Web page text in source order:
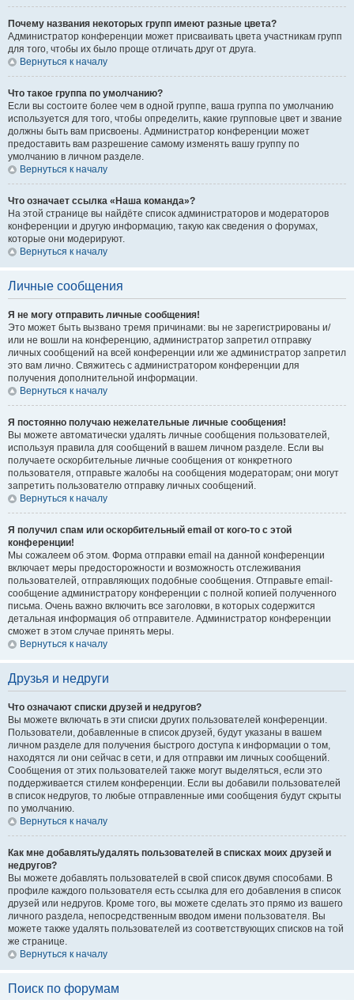
Почему названия некоторых групп имеют разные цвета?
Администратор конференции может присваивать цвета участникам групп
для того, чтобы их было проще отличать друг от друга.
Вернуться к началу
Что такое группа по умолчанию?
Если вы состоите более чем в одной группе, ваша группа по умолчанию
используется для того, чтобы определить, какие групповые цвет и звание
должны быть вам присвоены. Администратор конференции может
предоставить вам разрешение самому изменять вашу группу по
умолчанию в личном разделе.
Вернуться к началу
Что означает ссылка «Наша команда»?
На этой странице вы найдёте список администраторов и модераторов
конференции и другую информацию, такую как сведения о форумах,
которые они модерируют.
Вернуться к началу
Личные сообщения
Я не могу отправить личные сообщения!
Это может быть вызвано тремя причинами: вы не зарегистрированы и/
или не вошли на конференцию, администратор запретил отправку
личных сообщений на всей конференции или же администратор запретил
это вам лично. Свяжитесь с администратором конференции для
получения дополнительной информации.
Вернуться к началу
Я постоянно получаю нежелательные личные сообщения!
Вы можете автоматически удалять личные сообщения пользователей,
используя правила для сообщений в вашем личном разделе. Если вы
получаете оскорбительные личные сообщения от конкретного
пользователя, отправьте жалобы на сообщения модераторам; они могут
запретить пользователю отправку личных сообщений.
Вернуться к началу
Я получил спам или оскорбительный email от кого-то с этой
конференции!
Мы сожалеем об этом. Форма отправки email на данной конференции
включает меры предосторожности и возможность отслеживания
пользователей, отправляющих подобные сообщения. Отправьте email-
сообщение администратору конференции с полной копией полученного
письма. Очень важно включить все заголовки, в которых содержится
детальная информация об отправителе. Администратор конференции
сможет в этом случае принять меры.
Вернуться к началу
Друзья и недруги
Что означают списки друзей и недругов?
Вы можете включать в эти списки других пользователей конференции.
Пользователи, добавленные в список друзей, будут указаны в вашем
личном разделе для получения быстрого доступа к информации о том,
находятся ли они сейчас в сети, и для отправки им личных сообщений.
Сообщения от этих пользователей также могут выделяться, если это
поддерживается стилем конференции. Если вы добавили пользователей
в список недругов, то любые отправленные ими сообщения будут скрыты
по умолчанию.
Вернуться к началу
Как мне добавлять/удалять пользователей в списках моих друзей и
недругов?
Вы можете добавлять пользователей в свой список двумя способами. В
профиле каждого пользователя есть ссылка для его добавления в список
друзей или недругов. Кроме того, вы можете сделать это прямо из вашего
личного раздела, непосредственным вводом имени пользователя. Вы
можете также удалять пользователей из соответствующих списков на той
же странице.
Вернуться к началу
Поиск по форумам